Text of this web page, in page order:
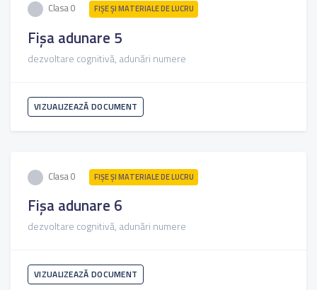
Clasa 0 FIŞE ŞI MATERIALE DE LUCRU
Fișa adunare 5
dezvoltare cognitivă, adunări numere
VIZUALIZEAZĂ DOCUMENT
Clasa 0 FIŞE ŞI MATERIALE DE LUCRU
Fișa adunare 6
dezvoltare cognitivă, adunări numere
VIZUALIZEAZĂ DOCUMENT